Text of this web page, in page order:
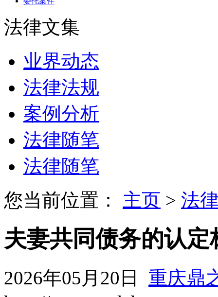
法律文集
业界动态
法律法规
案例分析
法律随笔
法律随笔
您当前位置： 主页 > 法
夫妻共同债务的认
2026年05月20日 重庆鼎